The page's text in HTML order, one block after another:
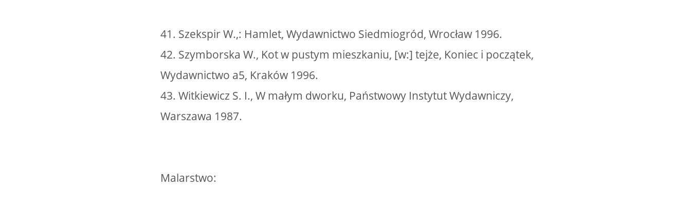
41. Szekspir W.,: Hamlet, Wydawnictwo Siedmiogród, Wrocław 1996.
42. Szymborska W., Kot w pustym mieszkaniu, [w:] tejże, Koniec i początek,
Wydawnictwo a5, Kraków 1996.
43. Witkiewicz S. I., W małym dworku, Państwowy Instytut Wydawniczy,
Warszawa 1987.
Malarstwo: